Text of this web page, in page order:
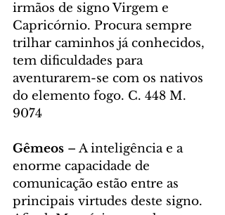
irmãos de signo Virgem e
Capricórnio. Procura sempre
trilhar caminhos já conhecidos,
tem dificuldades para
aventurarem-se com os nativos
do elemento fogo. C. 448 M.
9074
Gêmeos – A inteligência e a
enorme capacidade de
comunicação estão entre as
principais virtudes deste signo.